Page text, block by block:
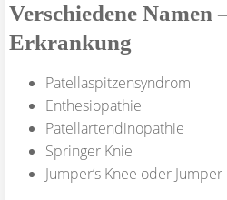
Verschiedene Namen
Erkrankung
Patellaspitzensyndrom
Enthesiopathie
Patellartendinopathie
Springer Knie
Jumper’s Knee oder Jumper